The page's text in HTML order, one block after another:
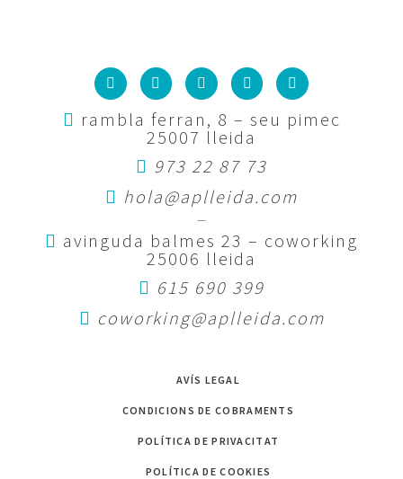
rambla ferran, 8 – seu pimec
25007 lleida
973 22 87 73
hola@aplleida.com
—
avinguda balmes 23 – coworking
25006 lleida
615 690 399
coworking@aplleida.com
AVÍS LEGAL
CONDICIONS DE COBRAMENTS
POLÍTICA DE PRIVACITAT
POLÍTICA DE COOKIES